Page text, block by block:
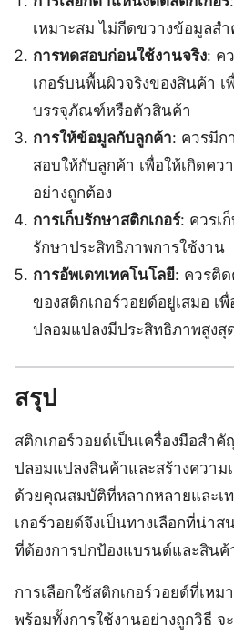
เหมาะสม ไม่กีดขวางข้อมูล
การทดสอบก่อนใช้งานจริง: ค
เกอร์บนพื้นผิวจริงของสินค้า
บรรจุภัณฑ์หรือตัวสินค้า
การให้ข้อมูลกับลูกค้า: ควรมีก
สอบให้กับลูกค้า เพื่อให้เกิดคว
อย่างถูกต้อง
การเก็บรักษาสติกเกอร์: ควรเ
รักษาประสิทธิภาพการใช้งาน
การอัพเดทเทคโนโลยี: ควรติ
ของสติกเกอร์วอยด์อยู่เสมอ เ
ปลอมแปลงมีประสิทธิภาพสูงสุ
สรุป
สติกเกอร์วอยด์เป็นเครื่องมือสำ
ปลอมแปลงสินค้าและสร้างความ
ด้วยคุณสมบัติที่หลากหลายและเ
เกอร์วอยด์จึงเป็นทางเลือกที่น่า
ที่ต้องการปกป้องแบรนด์และสิน
การเลือกใช้สติกเกอร์วอยด์ที่เห
พร้อมทั้งการใช้งานอย่างถูกวิธี